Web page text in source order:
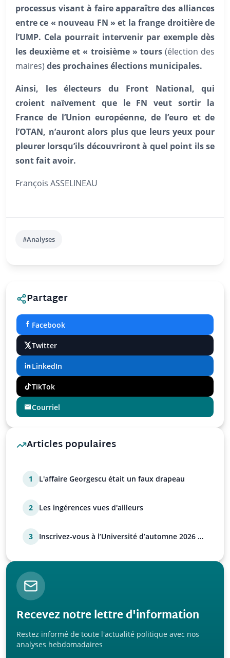
processus visant à faire apparaître des alliances
entre ce « nouveau FN » et la frange droitière de
l’UMP. Cela pourrait intervenir par exemple dès
les deuxième et « troisième » tours (élection des
maires) des prochaines élections municipales.
Ainsi, les électeurs du Front National, qui
croient naïvement que le FN veut sortir la
France de l’Union européenne, de l’euro et de
l’OTAN, n’auront alors plus que leurs yeux pour
pleurer lorsqu’ils découvriront à quel point ils se
sont fait avoir.
François ASSELINEAU
#Analyses
Partager
Facebook
Twitter
LinkedIn
TikTok
Courriel
Articles populaires
1 L'affaire Georgescu était un faux drapeau
2 Les ingérences vues d'ailleurs
3
Inscrivez-vous à l’Université d’automne 2026 de
Recevez notre lettre d'information
Restez informé de toute l'actualité politique avec nos
analyses hebdomadaires